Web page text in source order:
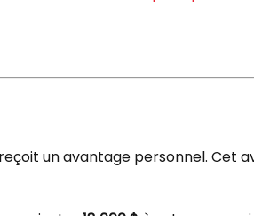
un avantage personnel. Cet